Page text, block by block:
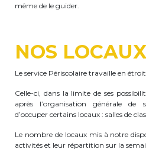
+32 (0)2 375 31 35
cesame@apeee-bxl1-
BE30 3100 2003 2711
Cantine
même de le guider.
NOS LOCAUX
Le service Périscolaire travaille en
Celle-ci, dans la limite de ses
après l’organisation générale de
d’occuper certains locaux : salles de
Le nombre de locaux mis à notre
activités et leur répartition sur la